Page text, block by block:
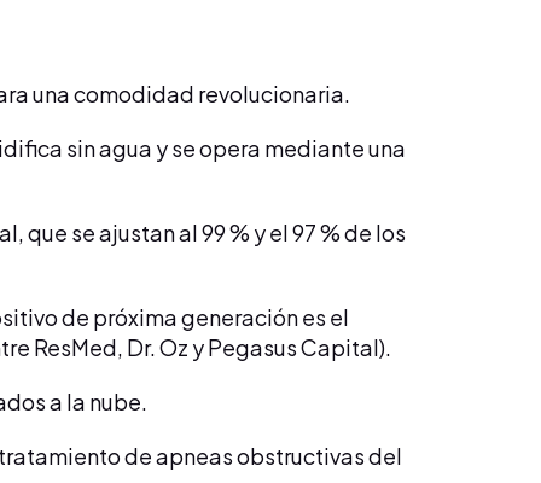
una comodidad revolucionaria.
sin agua y se opera mediante una
se ajustan al 99 % y el 97 % de los
de próxima generación es el
ResMed, Dr. Oz y Pegasus Capital).
a la nube.
de apneas obstructivas del